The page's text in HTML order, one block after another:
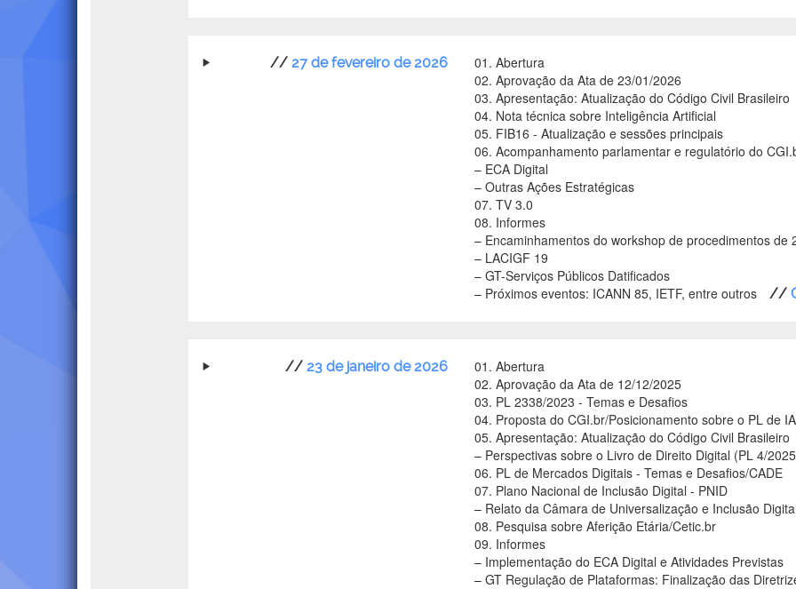
// 27 de fevereiro de 2026
01. Abertura
02. Aprovação da Ata de 23/01/2026
03. Apresentação: Atualização do Código Civil Brasileiro
04. Nota técnica sobre Inteligência Artificial
05. FIB16 - Atualização e sessões principais
06. Acompanhamento parlamentar e regulatório do
–ECA Digital
–Outras Ações Estratégicas
07. TV 3.0
08. Informes
–Encaminhamentos do workshop de procedimentos de
–LACIGF 19
–GT-Serviços Públicos Datificados
–Próximos eventos: ICANN 85, IETF, entre outros //
// 23 de janeiro de 2026
01. Abertura
02. Aprovação da Ata de 12/12/2025
03. PL 2338/2023 - Temas e Desafios
04. Proposta do CGI.br/Posicionamento sobre o PL de IA
05. Apresentação: Atualização do Código Civil Brasileiro
–Perspectivas sobre o Livro de Direito Digital (PL 4/
06. PL de Mercados Digitais - Temas e Desafios/CADE
07. Plano Nacional de Inclusão Digital - PNID
–Relato da Câmara de Universalização e Inclusão
08. Pesquisa sobre Aferição Etária/Cetic.br
09. Informes
–Implementação do ECA Digital e Atividades Previstas
–GT Regulação de Plataformas: Finalização das